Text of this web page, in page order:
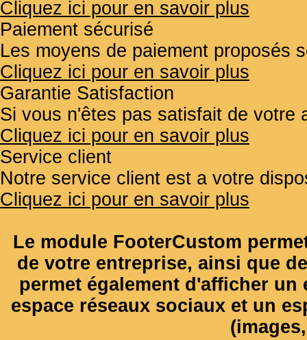
Cliquez ici pour en savoir plus
Paiement sécurisé
Les moyens de paiement proposés
Cliquez ici pour en savoir plus
Garantie Satisfaction
Si vous n'êtes pas satisfait de votre
Cliquez ici pour en savoir plus
Service client
Notre service client est a votre
Cliquez ici pour en savoir plus
Le module FooterCustom
de votre entreprise, ainsi que
permet également d'afficher
espace réseaux sociaux et un